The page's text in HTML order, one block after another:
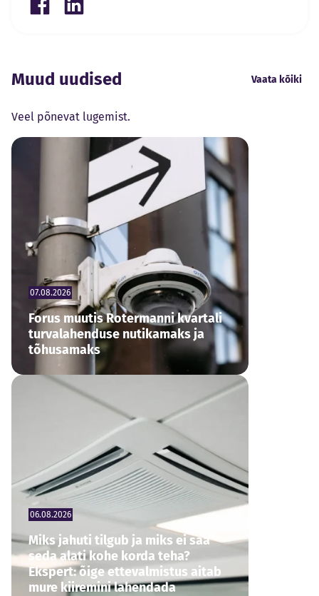
Share on Facebook
Share on LinkedIn
Muud uudised Vaata kõiki
Veel põnevat lugemist.
07.08.2026
Forus muutis Rotermanni kvartali
turvalahenduse nutikamaks ja
tõhusamaks
06.08.2026
Miks jahuti tilgub ja miks ei saa
seda alati kohe korda teha?
Ekspert: õige ettevalmistus aitab
mure kiiremini lahendada